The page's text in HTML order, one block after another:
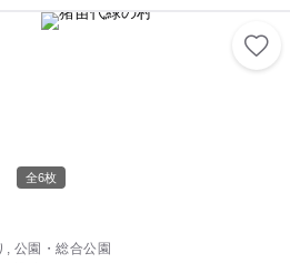
ックス、カジノを思わせるアミューズメ
い。 【釣り情報】 用具レ
全6枚
, 公園・総合公園